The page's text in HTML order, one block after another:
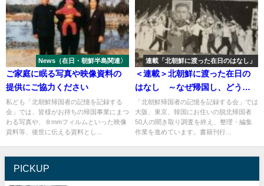
News（在日・朝鮮半島関連〉
ご家庭に眠る写真や映像資料の
提供にご協力ください
私ども「北朝鮮帰国者の記憶を記録する
会」では、皆様がお持ちの帰国事業にまつ
わる写真や、８mmフィルムといった映像
資料等、後世に伝える資料とし...
連載「北朝鮮に渡った在日のはなし」
＜連載＞北朝鮮に渡った在日の
はなし ～なぜ帰国し、どう生
きたのか～第5回
「北朝鮮帰国者の記憶を記録する会」では
大阪、東京、韓国にお住いの脱北帰国者
50人の聞き取り調査を終え、整理・編集
作業を進めています。書籍刊行...
PICKUP